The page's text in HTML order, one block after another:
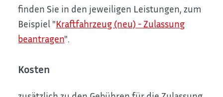
finden Sie in den jeweiligen Leistungen, zum
Beispiel "Kraftfahrzeug (neu) - Zulassung
beantragen".
Kosten